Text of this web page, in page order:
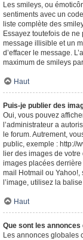
Les smileys, ou
sentiments avec un
liste complète des
Essayez toutefois de
message illisible et un
d’effacer le message.
maximum de smileys
Haut
Puis-je publier des
Oui, vous pouvez
l’administrateur a
le forum. Autrement,
public, exemple : http://
lier des images de
images placées
mail Hotmail ou Yahoo!,
l’image, utilisez la
Haut
Que sont les annonces
Les annonces globales